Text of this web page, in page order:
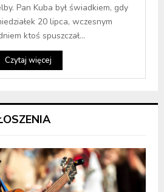
Pan Kuba był świadkiem, gdy
20 lipca, wczesnym
ktoś spuszczał...
Czytaj więcej